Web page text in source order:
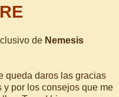
de Nemesis
queda daros las gracias
y por los consejos que me